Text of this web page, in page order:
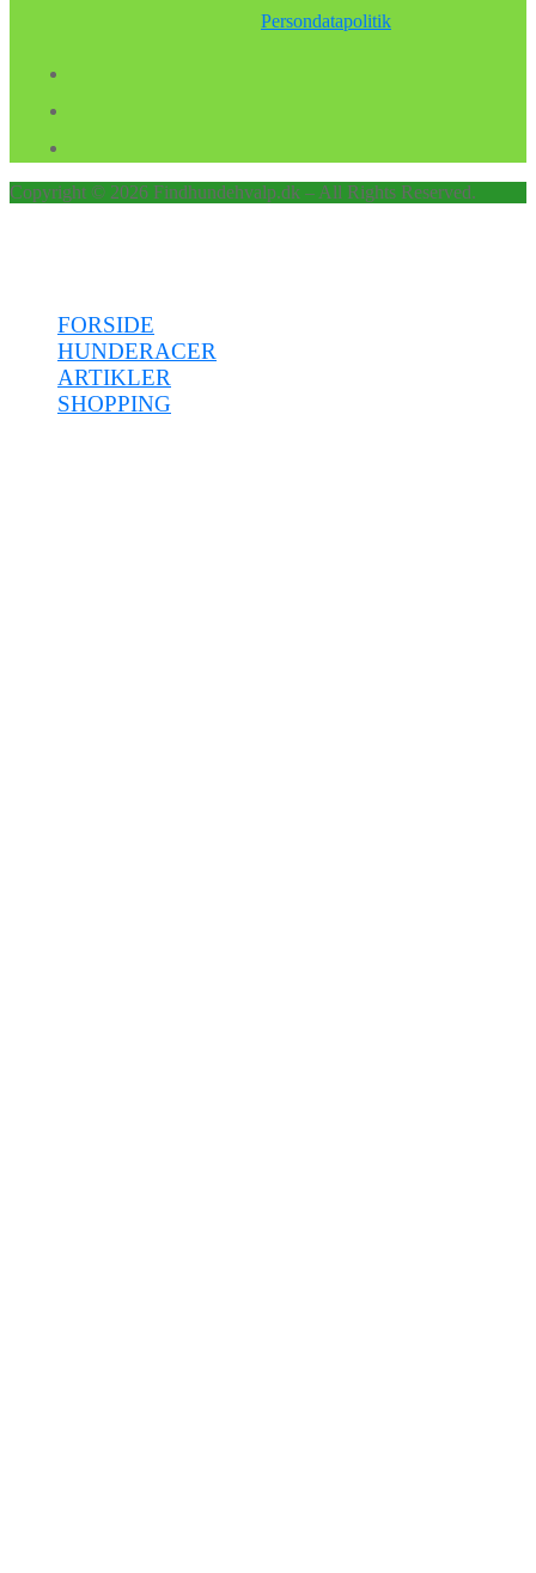
Persondatapolitik
Copyright © 2026 Findhundehvalp.dk – All Rights Reserved.
FORSIDE
HUNDERACER
ARTIKLER
SHOPPING